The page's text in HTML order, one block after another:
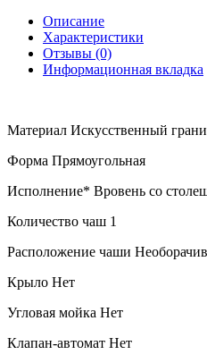
Описание
Характеристики
Отзывы (0)
Информационная вкладка
Материал Искусственный
Форма Прямоугольная
Исполнение* Вровень со
Количество чаш 1
Расположение чаши
Крыло Нет
Угловая мойка Нет
Клапан-автомат Нет